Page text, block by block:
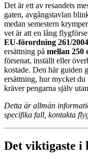
Det är ett av resandets
gaten, avgångstavlan
medan semestern
vet är att en lång
EU-förordning 261/2004
ersättning på mellan 250
försenat, inställt eller
kostade. Den här guiden
ersättning, hur mycket
kräver pengarna själv
Detta är allmän
specifika fall, kontakta
Det viktigaste i